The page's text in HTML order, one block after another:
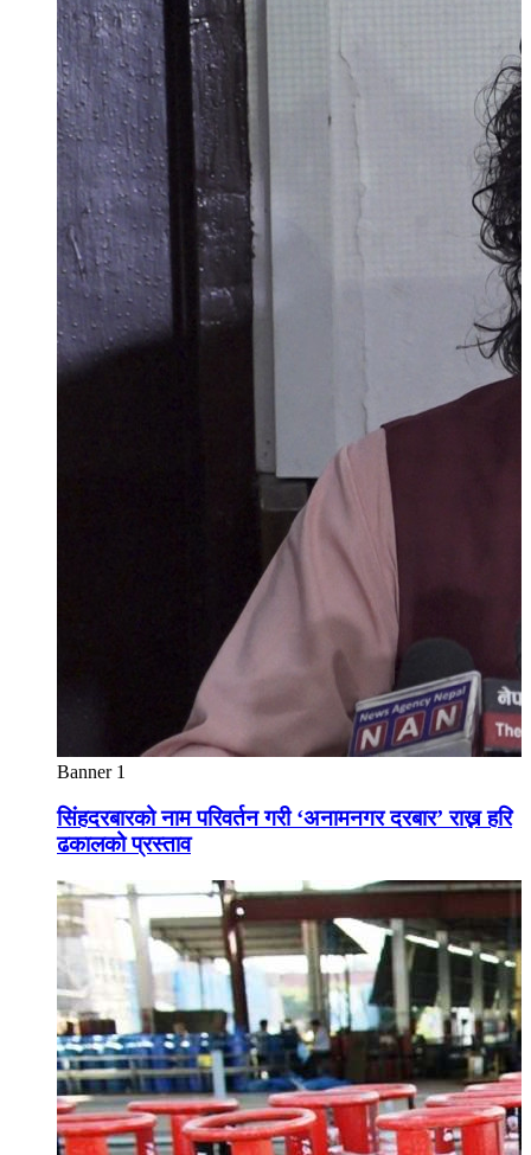
Banner 1
सिंहदरबारको नाम परिवर्तन गरी ‘अनामनगर दरबार’ राख्न हरि
ढकालको प्रस्ताव